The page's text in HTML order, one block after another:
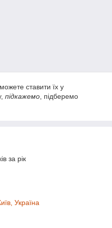
ставити їх у
підкажемо , підберемо
за рік
Україна